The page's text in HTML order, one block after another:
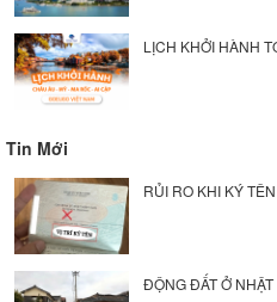
LỊCH KHỞI HÀNH
Tin Mới
RỦI RO KHI KÝ
ĐỘNG ĐẤT Ở